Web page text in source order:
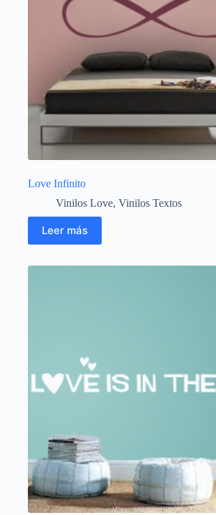
Love Infinito
Vinilos Love, Vinilos Textos
Leer más